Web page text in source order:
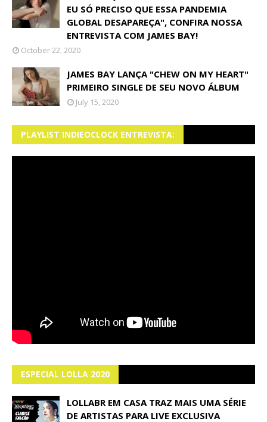
EU SÓ PRECISO QUE ESSA PANDEMIA
GLOBAL DESAPAREÇA", CONFIRA NOSSA
ENTREVISTA COM JAMES BAY!
October 22, 2020
JAMES BAY LANÇA "CHEW ON MY HEART"
PRIMEIRO SINGLE DE SEU NOVO ÁLBUM
July 15, 2020
PLAYLIST INDIEOCLOCK ENTREVISTA:
ESPECIAL LOLLA 2020
LOLLABR EM CASA TRAZ MAIS UMA SÉRIE
DE ARTISTAS PARA LIVE EXCLUSIVA